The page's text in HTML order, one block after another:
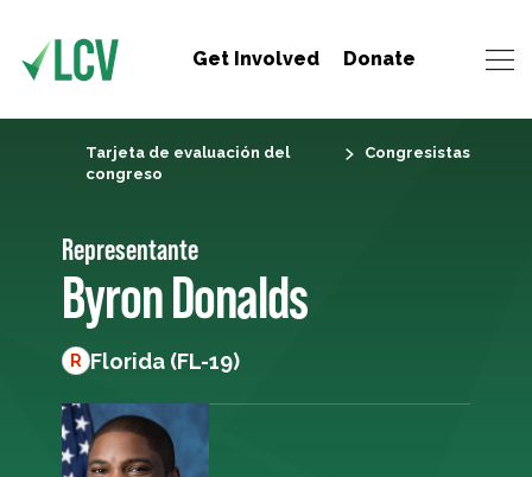
Get Involved Donate
Tarjeta de evaluación del
congreso
Congresistas
Representante
Byron Donalds
R Florida (FL-19)